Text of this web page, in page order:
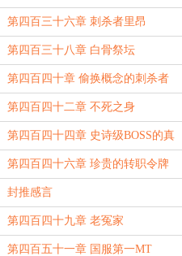
第四百三十六章 刺杀者里昂
第四百三十八章 白骨祭坛
第四百四十章 偷换概念的刺杀者
第四百四十二章 不死之身
第四百四十四章 史诗级BOSS的真
正实力
第四百四十六章 珍贵的转职令牌
封推感言
第四百四十九章 老冤家
第四百五十一章 国服第一MT